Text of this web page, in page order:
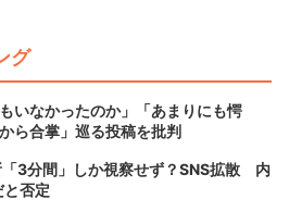
グ
いなかったのか」「あまりにも愕
ら合掌」巡る投稿を批判
3分間」しか視察せず？SNS拡散 内
否定